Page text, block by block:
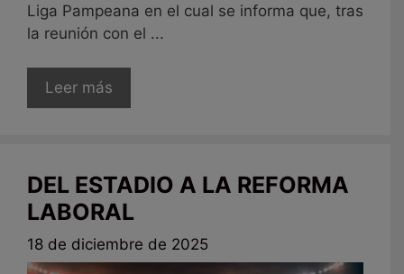
Liga Pampeana en el cual se informa que, tras
la reunión con el ...
Leer más
DEL ESTADIO A LA REFORMA
LABORAL
18 de diciembre de 2025